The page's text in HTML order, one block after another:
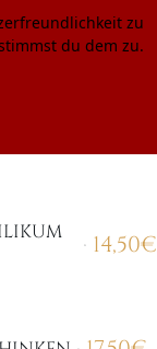
14,50€
zu
du dem zu.